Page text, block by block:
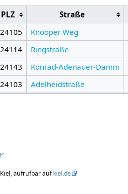
PLZ Straße
24105 Knooper Weg
24114 Ringstraße
24143 Konrad-Adenauer-Damm
24103 Adelheidstraße
aufrufbar aufkiel.de